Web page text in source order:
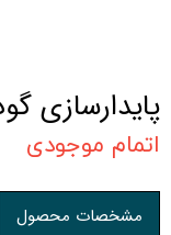
پایدارسازی
اتمام موجودی
مشخصات محصول